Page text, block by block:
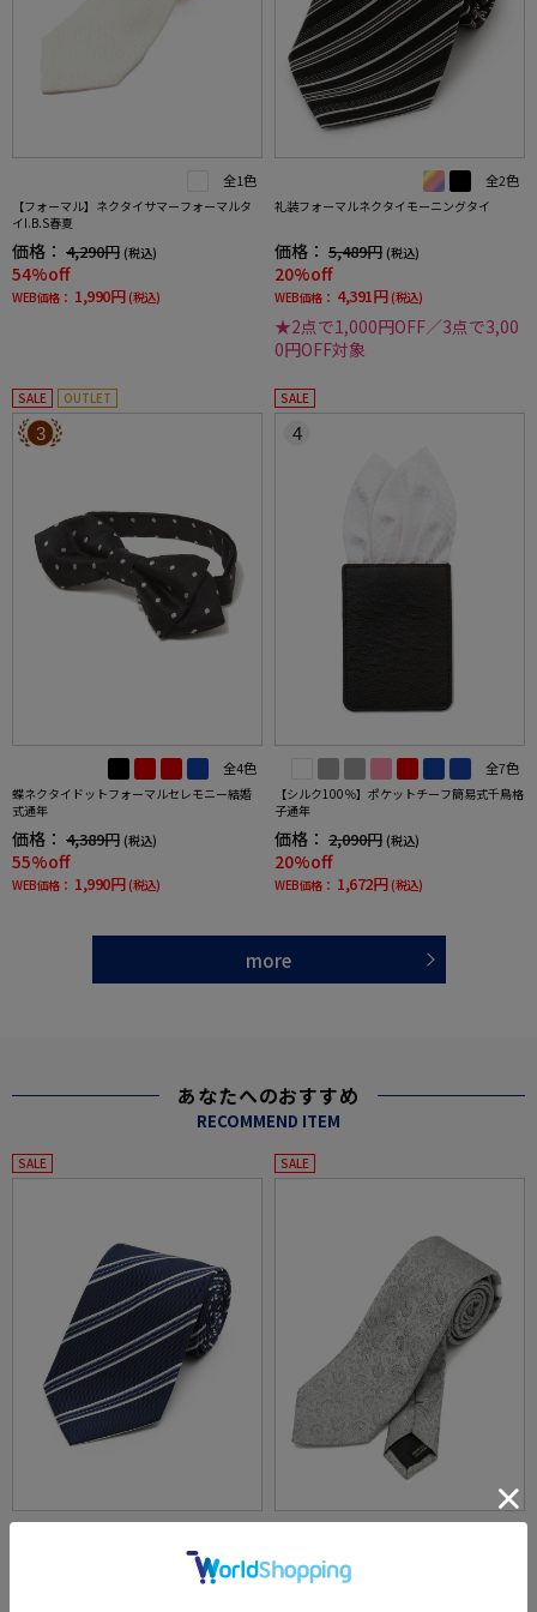
全1色
【フォーマル】ネクタイサマーフォーマルタ
イI.B.S春夏
価格： 4,290円 (税込)
54%off
WEB価格： 1,990円 (税込)
全2色
礼装フォーマルネクタイモーニングタイ
価格： 5,489円 (税込)
20%off
WEB価格： 4,391円 (税込)
★2点で1,000円OFF／3点で3,00
0円OFF対象
SALE OUTLET
3
全4色
蝶ネクタイドットフォーマルセレモニー結婚
式通年
価格： 4,389円 (税込)
55%off
WEB価格： 1,990円 (税込)
SALE
4
全7色
【シルク100％】ポケットチーフ簡易式千鳥格
子通年
価格： 2,090円 (税込)
20%off
WEB価格： 1,672円 (税込)
more
あなたへのおすすめ
RECOMMEND ITEM
SALE
【シルク混】ネクタイレギュラーリクルート
SALE
【シルク100%】ネクタイレギュラーブライダ
ルテイストペイズリーユミカツラ通年